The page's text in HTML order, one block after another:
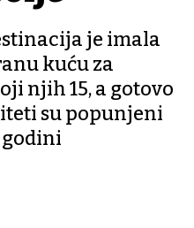
je imala
kuću za
njih 15, a gotovo
su popunjeni
godini